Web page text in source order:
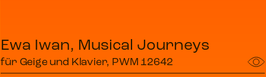
Ewa Iwan, Musical Journeys
für Geige und Klavier, PWM 12642